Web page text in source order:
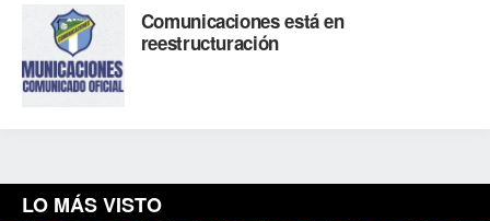
Comunicaciones está en
reestructuración
LO MÁS VISTO